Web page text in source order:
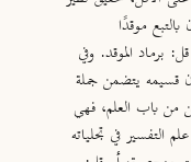
موقدًا
برماد الموقد. وفي
قسيمه يتضمن جملة
من باب العلم، فهي
التفسير في تجلياته